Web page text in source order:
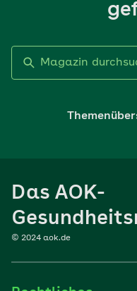
Sport
Das AOK-
© 2024 aok.de